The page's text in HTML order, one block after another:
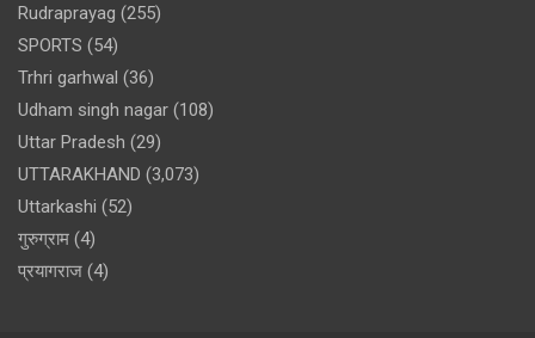
Rudraprayag (255)
SPORTS (54)
Trhri garhwal (36)
Udham singh nagar (108)
Uttar Pradesh (29)
UTTARAKHAND (3,073)
Uttarkashi (52)
गुरुग्राम (4)
प्रयागराज (4)